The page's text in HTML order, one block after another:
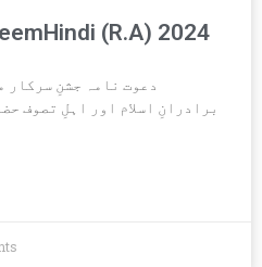
(R.A) 2024
دعوت نامہ جشنِ سرکار
برادرانِ اسلام اور اہلِ تصوف